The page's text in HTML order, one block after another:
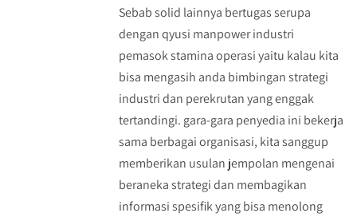
Sebab solid lainnya bertugas serupa
dengan qyusi manpower industri
pemasok stamina operasi yaitu kalau kita
bisa mengasih anda bimbingan strategi
industri dan perekrutan yang enggak
tertandingi. gara-gara penyedia ini bekerja
sama berbagai organisasi, kita sanggup
memberikan usulan jempolan mengenai
beraneka strategi dan membagikan
informasi spesifik yang bisa menolong